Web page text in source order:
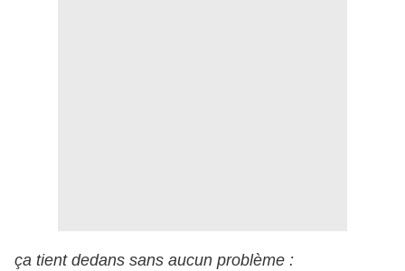
ça tient dedans sans aucun problème :